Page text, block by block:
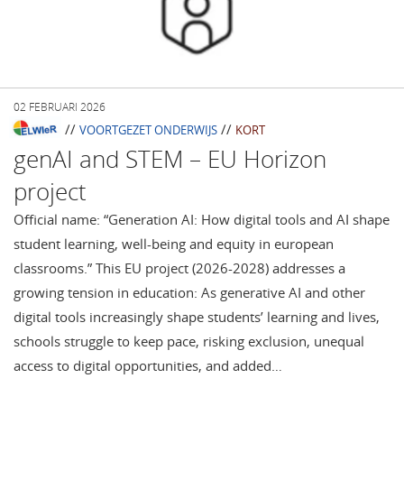
02 FEBRUARI 2026
//VOORTGEZET ONDERWIJS // KORT
genAI and STEM – EU Horizon
project
Official name: “Generation AI: How digital tools and AI shape
student learning, well-being and equity in european
classrooms.” This EU project (2026-2028) addresses a
growing tension in education: As generative AI and other
digital tools increasingly shape students’ learning and lives,
schools struggle to keep pace, risking exclusion, unequal
access to digital opportunities, and added…